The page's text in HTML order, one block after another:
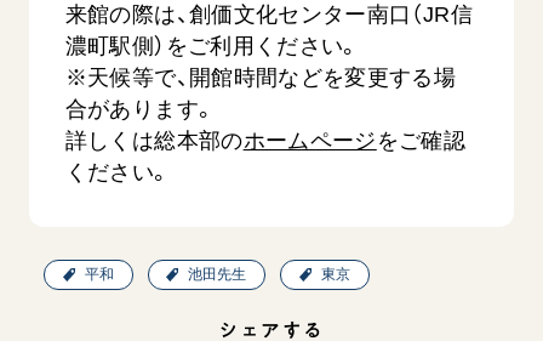
来館の際は、創価文化センター南口（JR信
濃町駅側）をご利用ください。
※天候等で、開館時間などを変更する場
合があります。
詳しくは総本部のホームページ をご確認
ください。
平和 池田先生 東京
シェアする